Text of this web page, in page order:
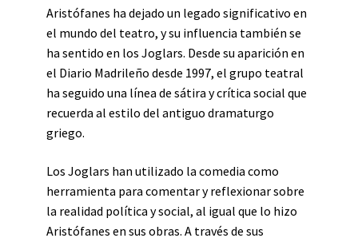
Aristófanes ha dejado un legado significativo en
el mundo del teatro, y su influencia también se
ha sentido en los Joglars. Desde su aparición en
el Diario Madrileño desde 1997, el grupo teatral
ha seguido una línea de sátira y crítica social que
recuerda al estilo del antiguo dramaturgo
griego.
Los Joglars han utilizado la comedia como
herramienta para comentar y reflexionar sobre
la realidad política y social, al igual que lo hizo
Aristófanes en sus obras. A través de sus